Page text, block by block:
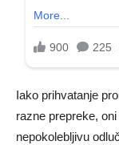
Iako prihvatanje
razne prepreke,
nepokolebljivu